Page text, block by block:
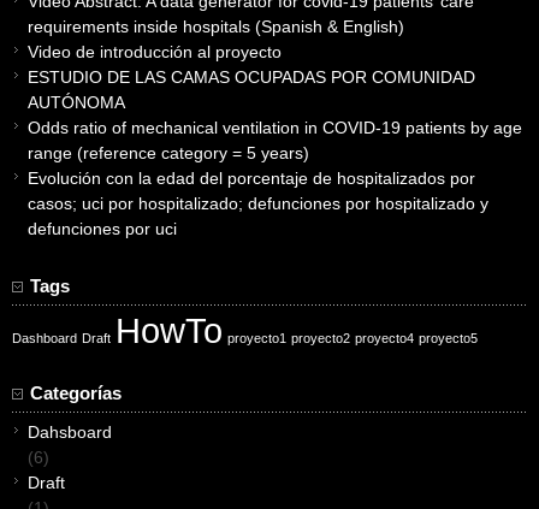
requirements inside hospitals (Spanish & English)
Video de introducción al proyecto
ESTUDIO DE LAS CAMAS OCUPADAS POR COMUNIDAD
AUTÓNOMA
Odds ratio of mechanical ventilation in COVID-19 patients by age
range (reference category = 5 years)
Evolución con la edad del porcentaje de hospitalizados por
casos; uci por hospitalizado; defunciones por hospitalizado y
defunciones por uci
Tags
Dashboard Draft HowTo proyecto1 proyecto2 proyecto4 proyecto5
Categorías
Dahsboard
(6)
Draft